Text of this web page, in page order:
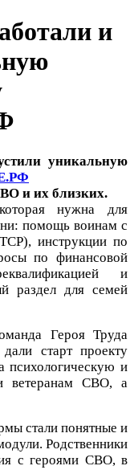
и
уникальную
и их близких.
нужна для
помощь воинам с
инструкции по
по финансовой
и
раздел для семей
Героя Труда
старт проекту
и
ветеранам СВО, а
стали понятные и
Родственники
с героями СВО, в